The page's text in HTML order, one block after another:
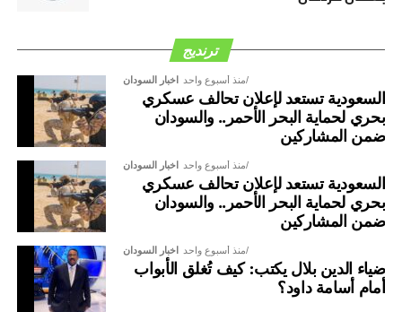
ترنديج
اخبار السودان منذ أسبوع واحد
السعودية تستعد لإعلان تحالف عسكري
بحري لحماية البحر الأحمر.. والسودان
ضمن المشاركين
اخبار السودان منذ أسبوع واحد
السعودية تستعد لإعلان تحالف عسكري
بحري لحماية البحر الأحمر.. والسودان
ضمن المشاركين
اخبار السودان منذ أسبوع واحد
ضياء الدين بلال يكتب: كيف تُغلق الأبواب
أمام أسامة داود؟